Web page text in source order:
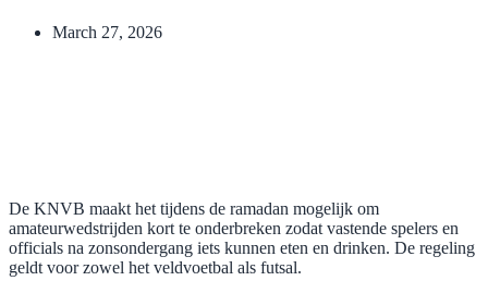
March 27, 2026
De KNVB maakt het tijdens de ramadan mogelijk om
amateurwedstrijden kort te onderbreken zodat vastende spelers en
officials na zonsondergang iets kunnen eten en drinken. De regeling
geldt voor zowel het veldvoetbal als futsal.